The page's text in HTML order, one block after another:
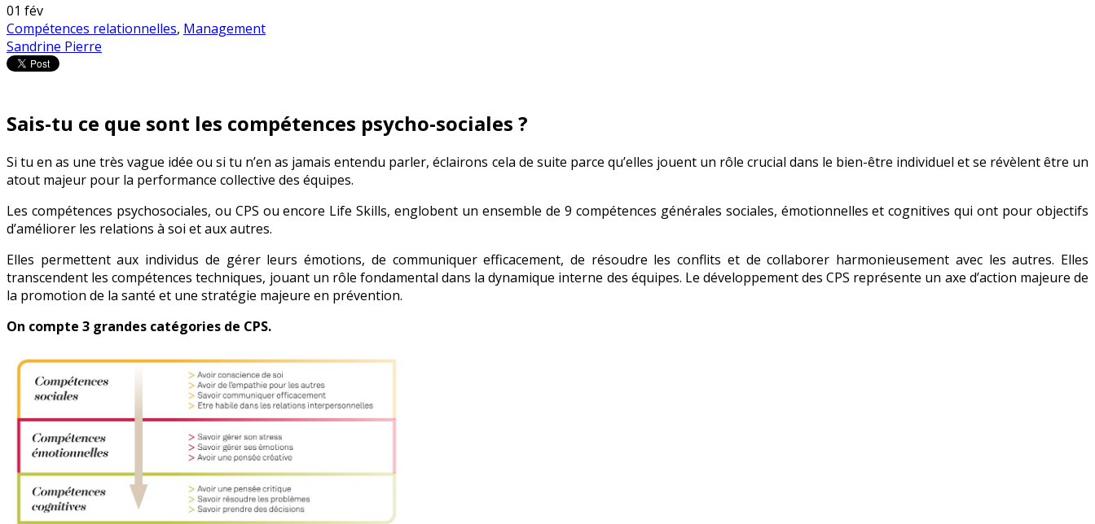
01 fév
Compétences relationnelles, Management
Sandrine Pierre
Sais-tu ce que sont les compétences psycho-sociales ?
Si tu en as une très vague idée ou si tu n’en as jamais entendu parler, éclairons cela de suite parce qu’elles jouent un rôle crucial dans le bien-être individuel et se révèlent être un
atout majeur pour la performance collective des équipes.
Les compétences psychosociales, ou CPS ou encore Life Skills, englobent un ensemble de 9 compétences générales sociales, émotionnelles et cognitives qui ont pour objectifs
d’améliorer les relations à soi et aux autres.
Elles permettent aux individus de gérer leurs émotions, de communiquer efficacement, de résoudre les conflits et de collaborer harmonieusement avec les autres. Elles
transcendent les compétences techniques, jouant un rôle fondamental dans la dynamique interne des équipes. Le développement des CPS représente un axe d’action majeure de
la promotion de la santé et une stratégie majeure en prévention.
On compte 3 grandes catégories de CPS.